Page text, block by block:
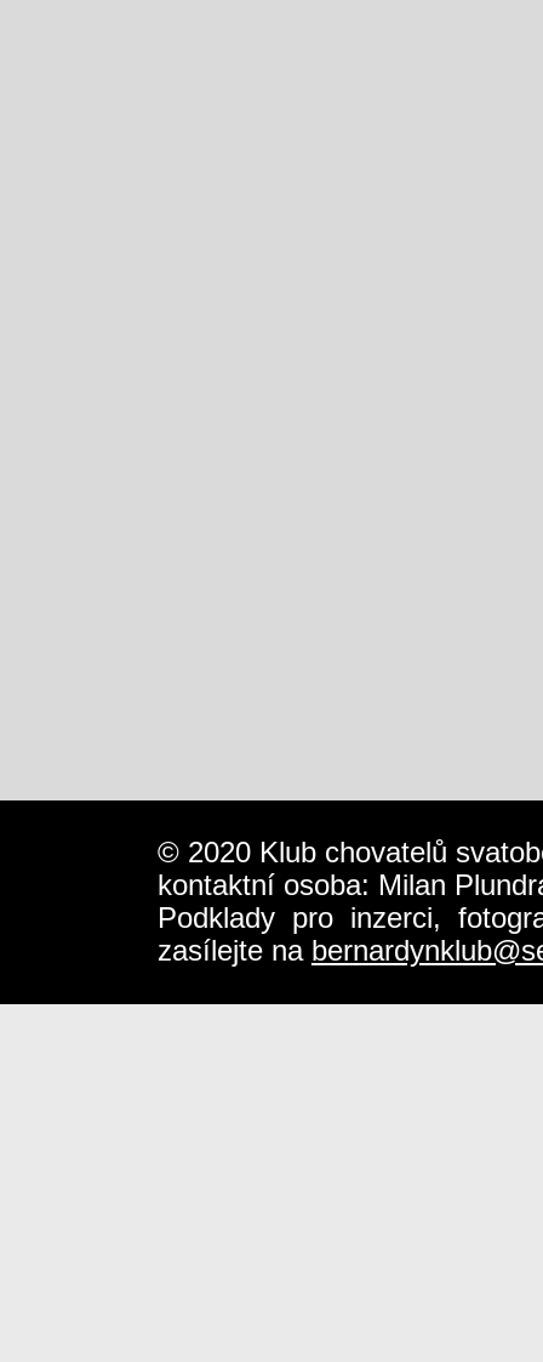
© 2020 Klub chovatelů
kontaktní osoba: Milan
Podklady pro inzerci,
zasílejte na